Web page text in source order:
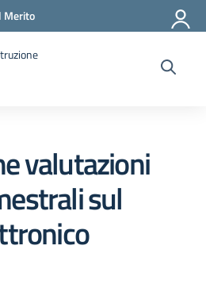
Merito
valutazioni
sul